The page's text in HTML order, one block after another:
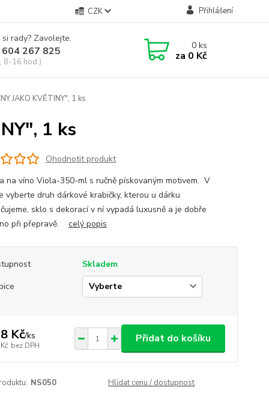
CZK Přihlášení
rady? Zavolejte.
267 825
8-16 hod.)
0ks
za 0 Kč
JAKO KVĚTINY", 1 ks
1 ks
Ohodnotit produkt
na víno Viola-350-ml s ručně pískovaným motivem. V
vyberte druh dárkové krabičky, kterou u dárku
sklo s dekorací v ní vypadá luxusně a je dobře
při přepravě. celý popis
Skladem
Kč/ks
bez DPH
Přidat do košíku
NS050 Hlídat cenu / dostupnost